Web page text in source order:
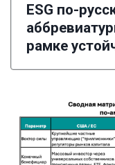
ESG по-
рамке